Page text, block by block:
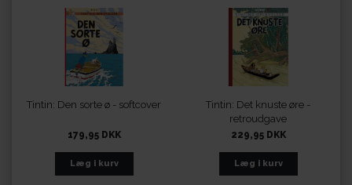
Tintin: Den sorte ø - softcover
179,95 DKK
Tintin: Det knuste øre -
retroudgave
229,95 DKK